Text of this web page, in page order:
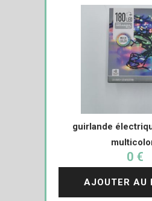
guirlande
0 €
AJOUTER AU